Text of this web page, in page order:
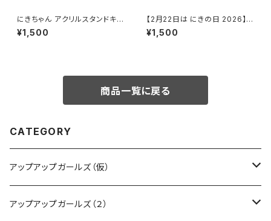
にきちゃん アクリルスタンドキー
ホルダー（にきちゃんサンバ衣
装）
¥1,500
【2月22日は にきの日 2026】キ
ラプリ アクリルスタンドキーホル
ダー
¥1,500
商品一覧に戻る
CATEGORY
アップアップガールズ（仮）
CD・DVD・Blu-ray
アップアップガールズ（２）